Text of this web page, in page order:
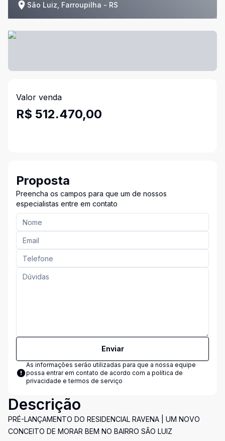
São Luiz, Farroupilha - RS
Valor venda
R$ 512.470,00
Proposta
Preencha os campos para que um de nossos
especialistas entre em contato
Enviar
As informações serão utilizadas para que a nossa equipe
possa entrar em contato de acordo com a política de
privacidade e termos de serviço
Descrição
PRÉ-LANÇAMENTO DO RESIDENCIAL RAVENA | UM NOVO
CONCEITO DE MORAR BEM NO BAIRRO SÃO LUIZ